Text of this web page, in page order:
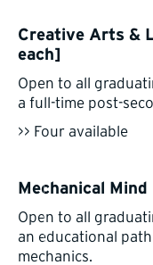
Creative Arts &
each]
Open to all
a full-time post-
>> Four available
Mechanical
Open to all
an educational
mechanics.